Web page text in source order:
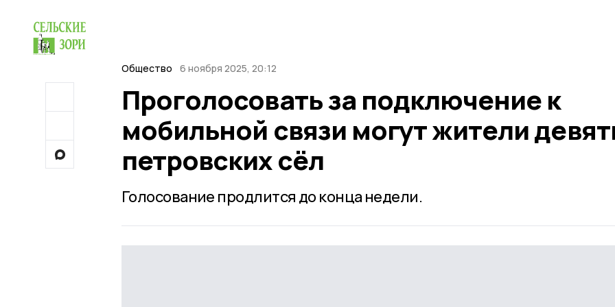
Общество 6 ноября 2025, 20:12
Проголосовать за подключение к
мобильной связи могут жители
петровских сёл
Голосование продлится до конца недели.